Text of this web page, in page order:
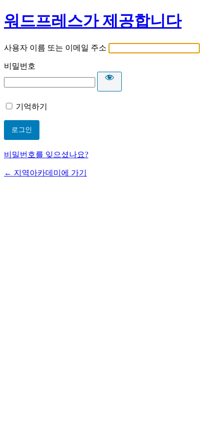
워드프레스가 제공합니다
사용자 이름 또는 이메일 주소
비밀번호
기억하기
비밀번호를 잊으셨나요?
← 지역아카데미에 가기